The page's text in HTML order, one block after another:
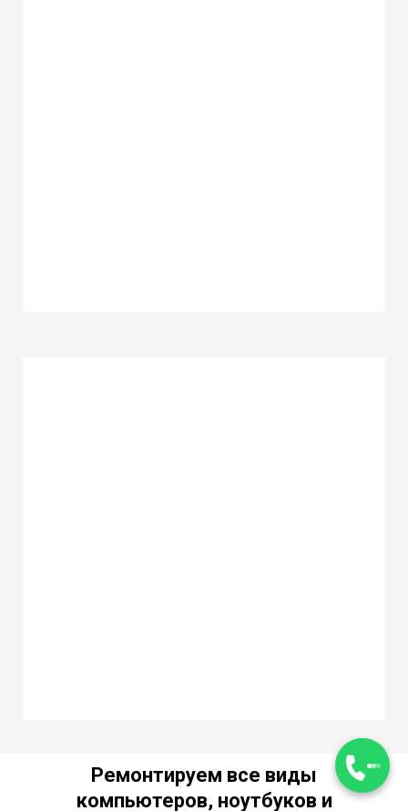
Ремонтируем все виды
компьютеров, ноутбуков и